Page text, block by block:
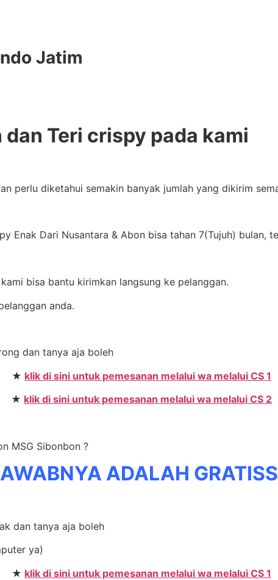
Jatim
Teri crispy pada kami
perlu diketahui semakin banyak jumlah yang dikirim
Enak Dari Nusantara & Abon bisa tahan 7(Tujuh)
bisa bantu kirimkan langsung ke pelanggan.
anda.
dan tanya aja boleh
★ klik di sini untuk pemesanan melalui wa melalui CS 1
★ klik di sini untuk pemesanan melalui wa melalui CS 2
MSG Sibonbon ?
ADALAH
dan tanya aja boleh
ya)
★ klik di sini untuk pemesanan melalui wa melalui CS 1